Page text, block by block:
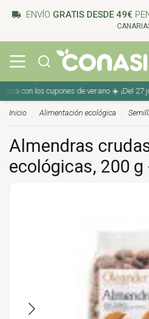
ENVÍO GRATIS DESDE 49€
con los cupones de verano ☀️ ¡Del 27
Inicio Alimentación ecológica
Almendras
ecológicas, 200 g